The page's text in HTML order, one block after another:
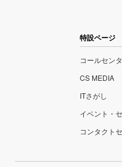
特設ページ
コールセン
CS MEDIA
ITさがし
イベント・
コンタクト